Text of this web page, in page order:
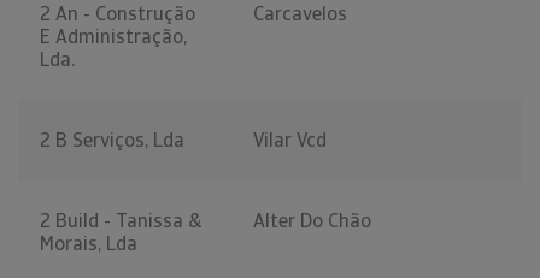
2 An - Construção
E Administração,
Lda.
Carcavelos
2 B Serviços, Lda Vilar Vcd
2 Build - Tanissa &
Morais, Lda
Alter Do Chão